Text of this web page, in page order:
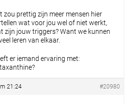
zou prettig zijn meer mensen hier
wat voor jou wel of niet werkt,
zijn jouw triggers? Want we kunnen
leren van elkaar.
er iemand ervaring met:
21:24 #20980